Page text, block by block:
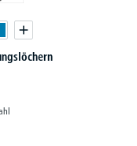
PROFI mit Holzleisten
zur Auswahl